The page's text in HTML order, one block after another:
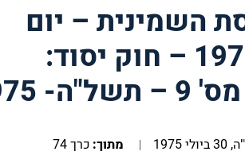
השמינית – יום
רביעי, כ"ב אב תשל"ה – 30 יולי 1975 – חוק יסוד:
מתוך: כרך 74